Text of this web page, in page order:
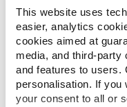
This website uses
easier, analytics
cookies aimed at
media, and third-party
and features to users.
personalisation. If you
your consent to all or
marzo 8, 2015
Adottare un cane
Marnie...